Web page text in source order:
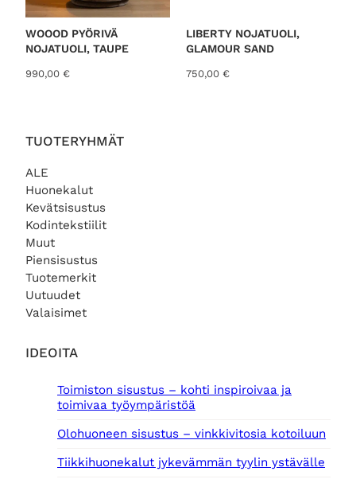
TUOTERYHMÄT
ALE
Huonekalut
Kevätsisustus
Kodintekstiilit
Muut
Piensisustus
Tuotemerkit
Uutuudet
Valaisimet
IDEOITA
Toimiston sisustus – kohti inspiroivaa ja
toimivaa työympäristöä
Olohuoneen sisustus – vinkkivitosia kotoiluun
Tiikkihuonekalut jykevämmän tyylin ystävälle
a
t
e
WOOOD PYÖRIVÄ
NOJATUOLI, TAUPE
990,00 €
LIBERTY NOJATUOLI,
GLAMOUR SAND
750,00 €